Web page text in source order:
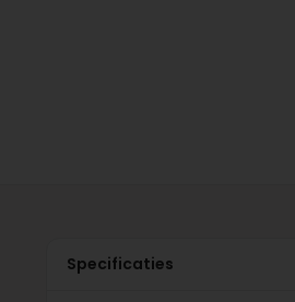
Specificaties